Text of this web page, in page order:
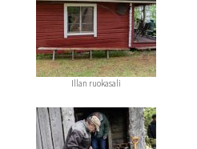
Illan ruokasali